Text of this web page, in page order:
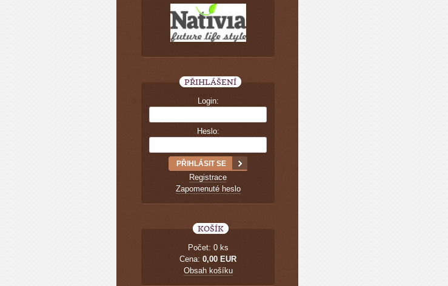
PŘIHLÁŠENÍ
Login:
Heslo:
Registrace
Zapomenuté heslo
KOŠÍK
Počet: 0 ks
Cena: 0,00 EUR
Obsah košíku